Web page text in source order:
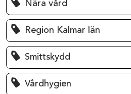
Nära vård
Region Kalmar län
Smittskydd
Vårdhygien